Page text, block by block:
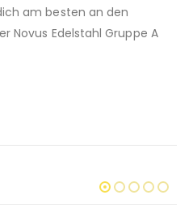
am besten an den
Novus Edelstahl Gruppe A